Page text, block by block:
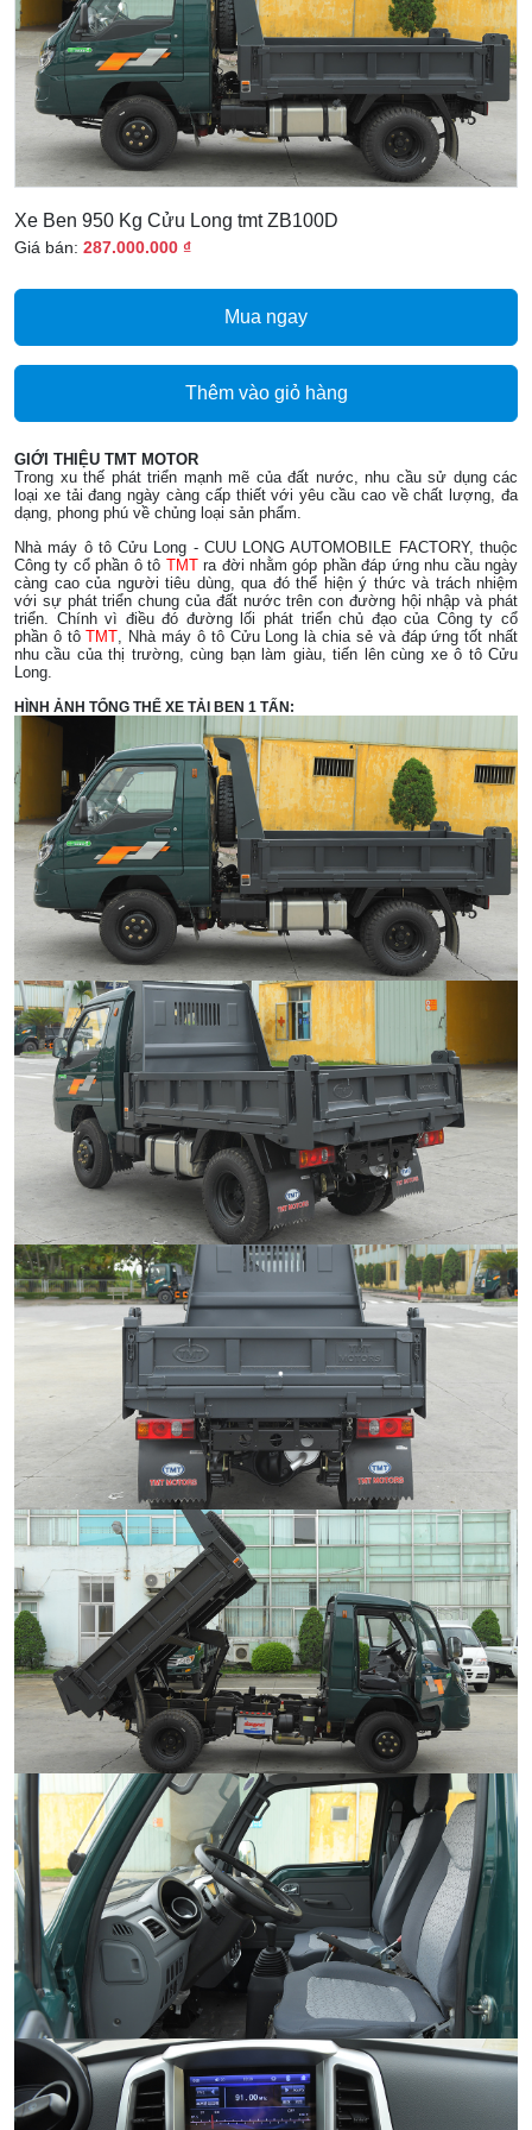
Xe Ben 950 Kg Cửu Long tmt ZB100D
Giá bán: 287.000.000 ₫
Mua ngay
Thêm vào giỏ hàng
GIỚI THIỆU TMT MOTOR
Trong xu thế phát triển mạnh mẽ của đất nước, nhu cầu sử dụng các
loại xe tải đang ngày càng cấp thiết với yêu cầu cao về chất lượng, đa
dạng, phong phú về chủng loại sản phẩm.
Nhà máy ô tô Cửu Long - CUU LONG AUTOMOBILE FACTORY, thuộc
Công ty cổ phần ô tô TMTra đời nhằm góp phần đáp ứng nhu cầu ngày
càng cao của người tiêu dùng, qua đó thể hiện ý thức và trách nhiệm
với sự phát triển chung của đất nước trên con đường hội nhập và phát
triển. Chính vì điều đó đường lối phát triển chủ đạo của Công ty cổ
phần ô tôTMT , Nhà máy ô tô Cửu Long là chia sẻ và đáp ứng tốt nhất
nhu cầu của thị trường, cùng bạn làm giàu, tiến lên cùng xe ô tô Cửu
Long.
HÌNH ẢNH TỔNG THỂ XE TẢI BEN 1 TẤN: